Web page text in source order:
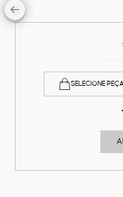
SELECIONE